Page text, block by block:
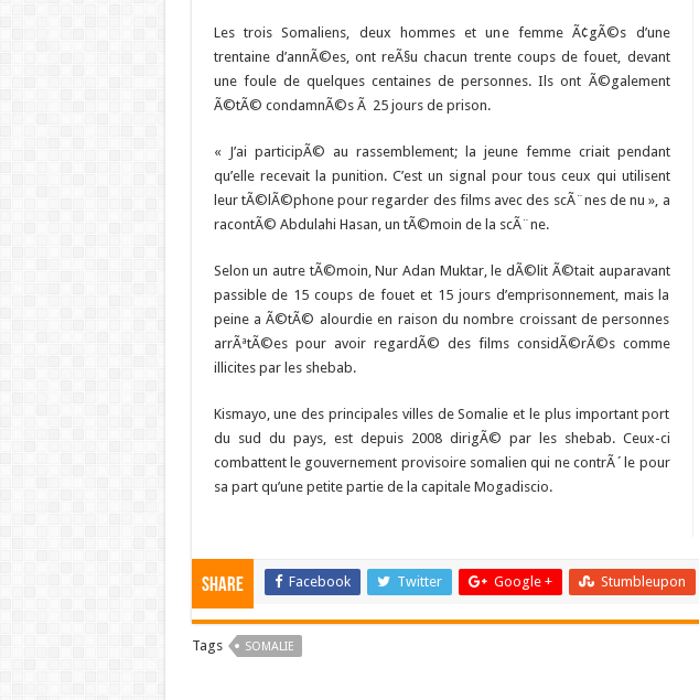
Les trois Somaliens, deux hommes et une femme Ã¢gÃ©s d’une
trentaine d’annÃ©es, ont reÃ§u chacun trente coups de fouet, devant
une foule de quelques centaines de personnes. Ils ont Ã©galement
Ã©tÃ© condamnÃ©s Ã 25 jours de prison.
« J’ai participÃ© au rassemblement; la jeune femme criait pendant
qu’elle recevait la punition. C’est un signal pour tous ceux qui utilisent
leur tÃ©lÃ©phone pour regarder des films avec des scÃ¨nes de nu », a
racontÃ© Abdulahi Hasan, un tÃ©moin de la scÃ¨ne.
Selon un autre tÃ©moin, Nur Adan Muktar, le dÃ©lit Ã©tait auparavant
passible de 15 coups de fouet et 15 jours d’emprisonnement, mais la
peine a Ã©tÃ© alourdie en raison du nombre croissant de personnes
arrÃªtÃ©es pour avoir regardÃ© des films considÃ©rÃ©s comme
illicites par les shebab.
Kismayo, une des principales villes de Somalie et le plus important port
du sud du pays, est depuis 2008 dirigÃ© par les shebab. Ceux-ci
combattent le gouvernement provisoire somalien qui ne contrÃ´le pour
sa part qu’une petite partie de la capitale Mogadiscio.
Share Facebook Twitter Google + Stumbleupon
Tags SOMALIE